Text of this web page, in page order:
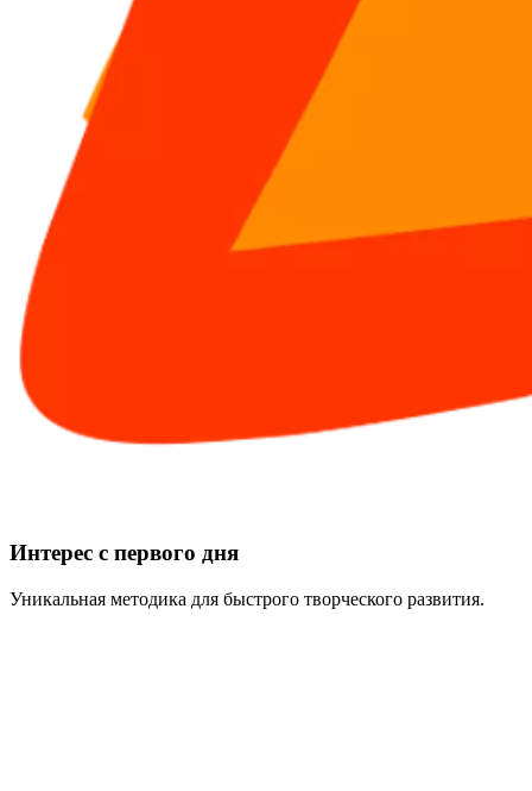
Интерес с первого дня
Уникальная методика для быстрого творческого развития.